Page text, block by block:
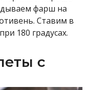
фарш на
Ставим в
180 градусах.
с